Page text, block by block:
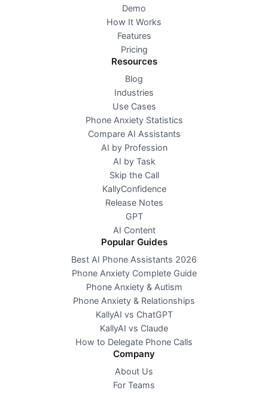
Demo
How It Works
Features
Pricing
Resources
Blog
Industries
Use Cases
Phone Anxiety Statistics
Compare AI Assistants
AI by Profession
AI by Task
Skip the Call
KallyConfidence
Release Notes
GPT
AI Content
Popular Guides
Best AI Phone Assistants 2026
Phone Anxiety Complete Guide
Phone Anxiety & Autism
Phone Anxiety & Relationships
KallyAI vs ChatGPT
KallyAI vs Claude
How to Delegate Phone Calls
Company
About Us
For Teams